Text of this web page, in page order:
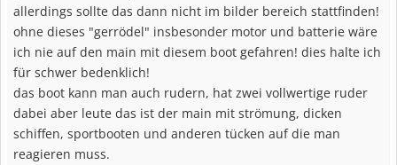
allerdings sollte das dann nicht im bilder bereich stattfinden!
ohne dieses "gerrödel" insbesonder motor und batterie wäre
ich nie auf den main mit diesem boot gefahren! dies halte ich
für schwer bedenklich!
das boot kann man auch rudern, hat zwei vollwertige ruder
dabei aber leute das ist der main mit strömung, dicken
schiffen, sportbooten und anderen tücken auf die man
reagieren muss.